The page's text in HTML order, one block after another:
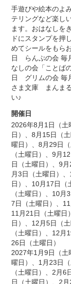
手遊びや絵本のよ
テリングなど楽し
ます。おはなしを
ドにスタンプを押
めてシールをもら
日 らんぷの会
なしの会「ことば
日 グリムの会
さま文庫 まんま
い♪
開催日
2026年8月1日（土
日）
、8月15日（土
曜日）
、8月29日
（土曜日）
、9月
日（土曜日）
、9
月3日（土曜日）
日）
、10月17日（
（土曜日）
、10月
7日（土曜日）
、
11月21日（土曜日）
日）
、12月5日（土
（土曜日）
、12月
26日（土曜日）
2027年1月9日（土
曜日）
、1月23日
（土曜日）
、2月6
日（土曜日）
、2